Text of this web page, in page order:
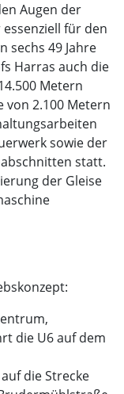
Augen der
für den
sechs 49 Jahre
Harras auch die
Metern
von 2.100 Metern
sowie der
statt.
der Gleise
die U6 auf dem
die Strecke